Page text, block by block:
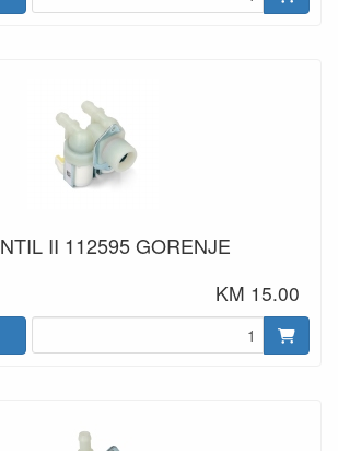
II 112595 GORENJE
KM 15.00